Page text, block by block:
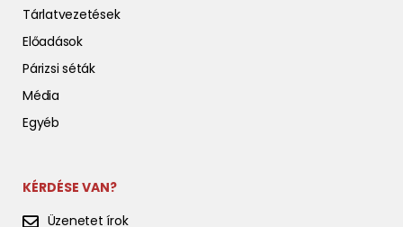
Tárlatvezetések
Előadások
Párizsi séták
Média
Egyéb
KÉRDÉSE VAN?
Üzenetet írok